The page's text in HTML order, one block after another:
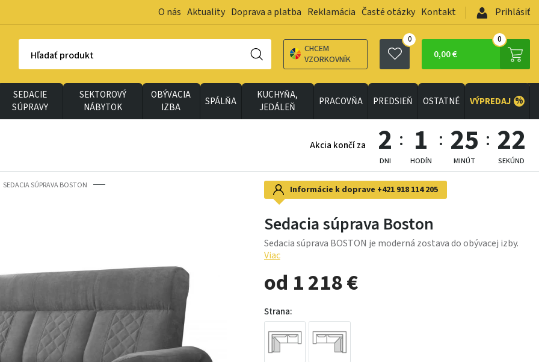
O nás Aktuality Doprava a platba Reklamácia Časté otázky Kontakt Prihlásiť
Hľadať produkt
CHCEM
VZORKOVNÍK
0
0,00 €
0
SEDACIE
SÚPRAVY
SEKTOROVÝ
NÁBYTOK
OBÝVACIA
IZBA
SPÁLŇA
KUCHYŇA,
JEDÁLEŇ
PRACOVŇA PREDSIEŇ OSTATNÉ VÝPREDAJ %
Akcia končí za 2
DNI
1
HODÍN
25
MINÚT
21
SEKÚND
SEDACIA SÚPRAVA BOSTON Informácie k doprave +421 918 114 205
Sedacia súprava Boston
Sedacia súprava BOSTON je moderná zostava do obývacej izby.
Viac
od 1 218 €
Strana: